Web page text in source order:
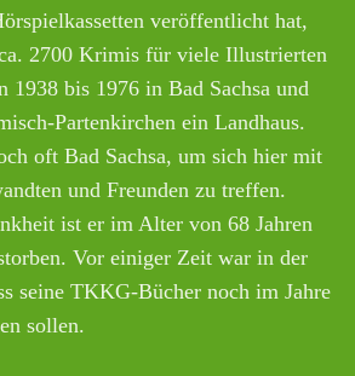
veröffentlicht hat,
2700 Krimis für viele Illustrierten
1938 bis 1976 in Bad Sachsa und
Partenkirchen ein Landhaus.
oft Bad Sachsa, um sich hier mit
und Freunden zu treffen.
ist er im Alter von 68 Jahren
Vor einiger Zeit war in der
seine TKKG-Bücher noch im Jahre
sollen.